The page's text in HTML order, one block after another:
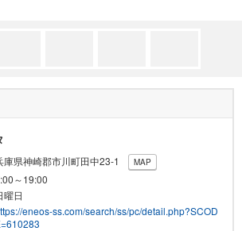
庫県神崎郡市川町田中23-1 MAP
～19:00
曜日
eneos-ss.com/search/ss/pc/detail.php?SCOD